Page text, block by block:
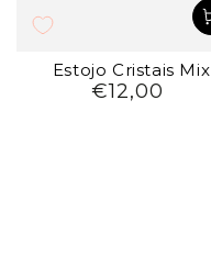
Estojo Cristais Mix
Preço
€12,00